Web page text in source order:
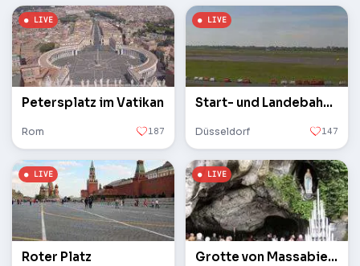
Petersplatz im Vatikan
Rom 187
Start- und Landebahn des Flughafens
Düsseldorf 147
Roter Platz Grotte von Massabielle